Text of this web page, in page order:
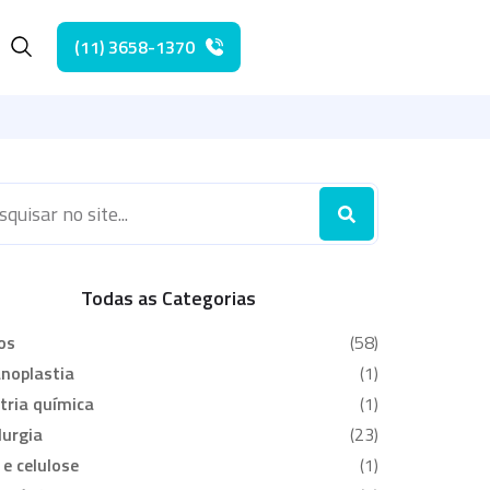
(11) 3658-1370
Todas as Categorias
(58)
(1)
química
(1)
(23)
celulose
(1)